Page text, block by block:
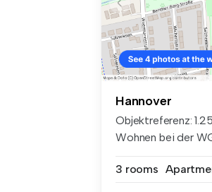
Hannover
Objektreferenz:
Wohnen bei der
3 rooms